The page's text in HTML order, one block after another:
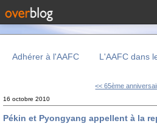
Adhérer à l'AAFC L'AAFC dans
<< 65ème
16 octobre 2010
Pékin et Pyongyang appellent à la